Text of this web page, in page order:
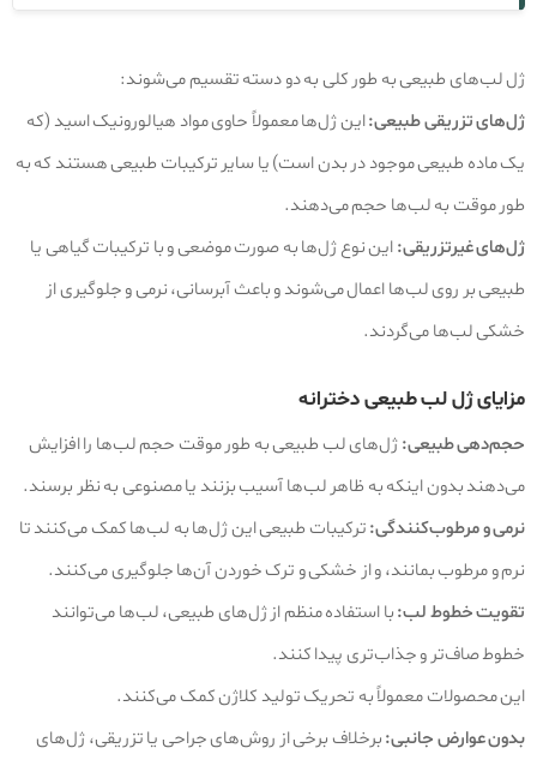
ژل لب‌های طبیعی به طور کلی به دو دسته تقسیم می‌شوند:
ژل‌های تزریقی طبیعی:این ژل‌ها معمولاً حاوی مواد هیالورونیک اسید (که
یک ماده طبیعی موجود در بدن است) یا سایر ترکیبات طبیعی هستند که به
طور موقت به لب‌ها حجم می‌دهند.
ژل‌های غیرتزریقی:این نوع ژل‌ها به صورت موضعی و با ترکیبات گیاهی یا
طبیعی بر روی لب‌ها اعمال می‌شوند و باعث آبرسانی، نرمی و جلوگیری از
خشکی لب‌ها می‌گردند.
مزایای ژل لب طبیعی دخترانه
حجم‌دهی طبیعی:ژل‌های لب طبیعی به طور موقت حجم لب‌ها را افزایش
می‌دهند بدون اینکه به ظاهر لب‌ها آسیب بزنند یا مصنوعی به نظر برسند.
نرمی و مرطوب‌کنندگی:ترکیبات طبیعی این ژل‌ها به لب‌ها کمک می‌کنند تا
نرم و مرطوب بمانند، و از خشکی و ترک خوردن آن‌ها جلوگیری می‌کنند.
تقویت خطوط لب:با استفاده منظم از ژل‌های طبیعی، لب‌ها می‌توانند
خطوط صاف‌تر و جذاب‌تری پیدا کنند.
این محصولات معمولاً به تحریک تولید کلاژن کمک می‌کنند.
بدون عوارض جانبی:برخلاف برخی از روش‌های جراحی یا تزریقی، ژل‌های